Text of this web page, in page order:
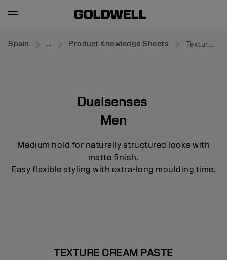
Spain ... Product Knowledge Sheets Texture Cream Paste
Dualsenses
Men
Medium hold for naturally structured looks with
matte finish.
Easy flexible styling with extra-long moulding time.
TEXTURE CREAM PASTE